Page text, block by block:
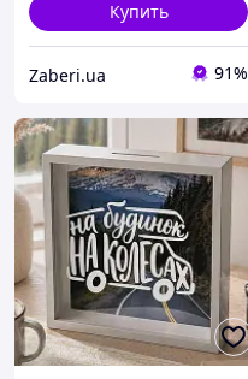
Купить
Zaberi.ua 91%